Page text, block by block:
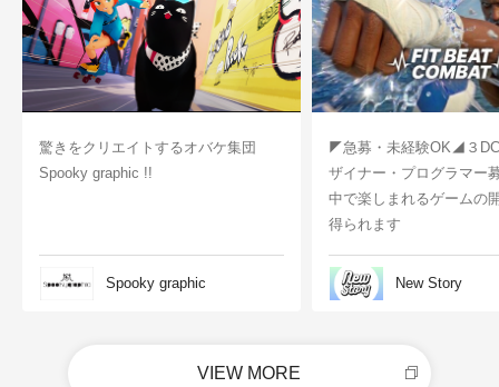
驚きをクリエイトするオバケ集団
Spooky graphic !!
Spooky graphic
◤急募・未経験OK◢３
ザイナー・プログラマー
中で楽しまれるゲームの
得られます
New Story
VIEW MORE